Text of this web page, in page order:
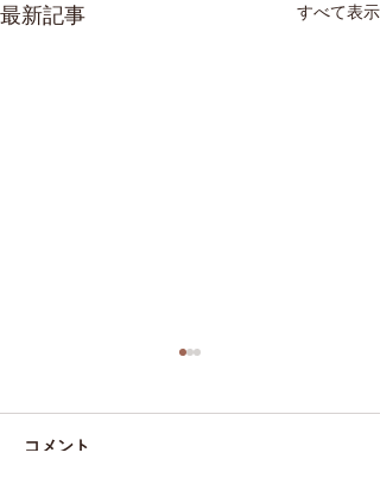
最新記事 すべて表示
マネ日記31
コメント